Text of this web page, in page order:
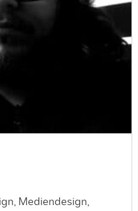
Mediendesign,